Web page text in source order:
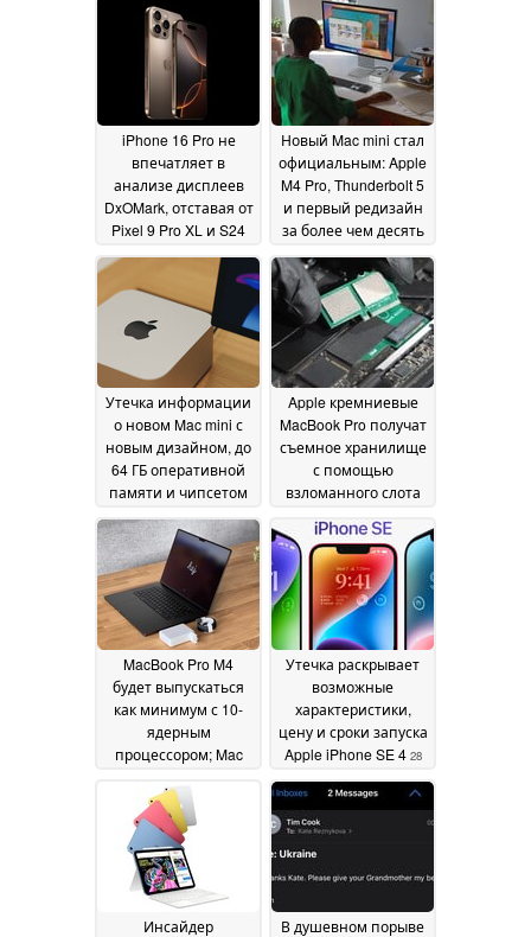
iPhone 16 Pro не
впечатляет в
анализе дисплеев
DxOMark, отставая от
Pixel 9 Pro XL и S24
Ultra30 October 2024
Новый Mac mini стал
официальным: Apple
M4 Pro, Thunderbolt 5
и первый редизайн
за более чем десять
лет30 October 2024
Утечка информации
о новом Mac mini с
новым дизайном, до
64 ГБ оперативной
памяти и чипсетом
Apple M4 Pro29 October
2024
Apple кремниевые
MacBook Pro получат
съемное хранилище
с помощью
взломанного слота
M.2 SSD с
возможностью
модернизации 28
October 2024
MacBook Pro M4
будет выпускаться
как минимум с 10-
ядерным
процессором; Mac
предлагаться в
версиях M4 и M4 Pro
28 October 2024
Утечка раскрывает
возможные
характеристики,
цену и сроки запуска
Apple iPhone SE 4 28
October 2024
Инсайдер
В душевном порыве